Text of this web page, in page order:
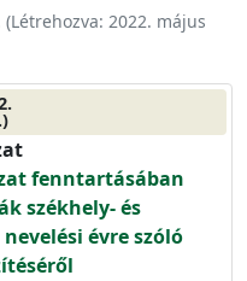
(Létrehozva: 2022. május
fenntartásában
székhely- és
évre szóló